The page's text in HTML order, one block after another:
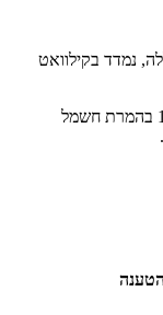
נמדד בקילוואט
יעילות — כלי רכב חשמליים אינם יעילים ב-100% בהמרת חשמל